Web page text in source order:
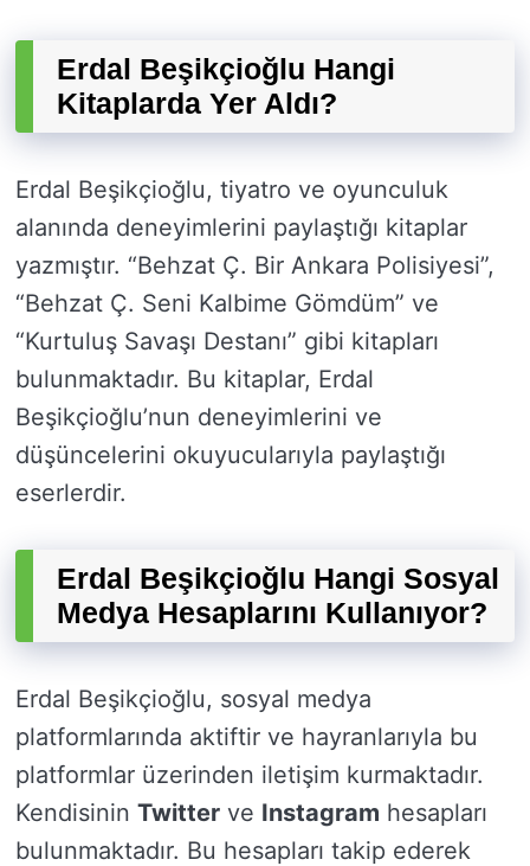
Erdal Beşikçioğlu Hangi
Kitaplarda Yer Aldı?
Erdal Beşikçioğlu, tiyatro ve oyunculuk
alanında deneyimlerini paylaştığı kitaplar
yazmıştır. “Behzat Ç. Bir Ankara Polisiyesi”,
“Behzat Ç. Seni Kalbime Gömdüm” ve
“Kurtuluş Savaşı Destanı” gibi kitapları
bulunmaktadır. Bu kitaplar, Erdal
Beşikçioğlu’nun deneyimlerini ve
düşüncelerini okuyucularıyla paylaştığı
eserlerdir.
Erdal Beşikçioğlu Hangi Sosyal
Medya Hesaplarını Kullanıyor?
Erdal Beşikçioğlu, sosyal medya
platformlarında aktiftir ve hayranlarıyla bu
platformlar üzerinden iletişim kurmaktadır.
Kendisinin Twitter ve Instagram hesapları
bulunmaktadır. Bu hesapları takip ederek